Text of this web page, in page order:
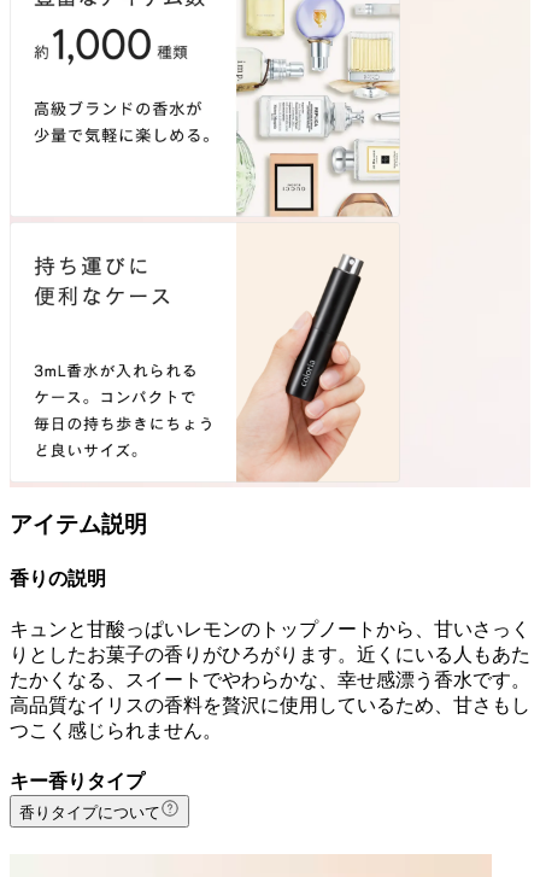
アイテム説明
香りの説明
キュンと甘酸っぱいレモンのトップノートから、甘いさっく
りとしたお菓子の香りがひろがります。近くにいる人もあた
たかくなる、スイートでやわらかな、幸せ感漂う香水です。
高品質なイリスの香料を贅沢に使用しているため、甘さもし
つこく感じられません。
キー香りタイプ
香りタイプについて